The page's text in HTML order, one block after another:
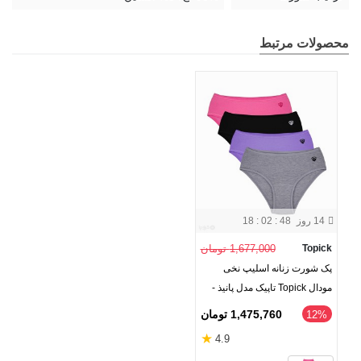
محصولات مرتبط
14 روز 18 : 02 : 47
Topick 1,677,000 تومان
پک شورت زنانه اسلیپ نخی
مودال Topick تاپیک مدل پانیذ -
بسته 4 عددی
‎12% 1,475,760 تومان
4.9
★